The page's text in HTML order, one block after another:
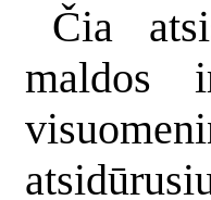
Čia
maldos